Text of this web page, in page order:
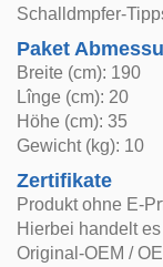
Schalldmpfer-
Paket
Breite (cm): 190
Lînge (cm): 20
Höhe (cm): 35
Gewicht (kg): 10
Zertifikate
Produkt ohne E-
Hierbei handelt
Original-OEM /